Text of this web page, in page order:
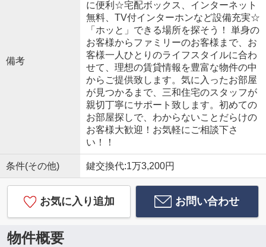
備考
に便利☆宅配ボックス、インターネット
無料、TV付インターホンなど設備充実☆
「ホッと」できる場所を探そう！ 単身の
お客様からファミリーのお客様まで、お
客様一人ひとりのライフスタイルに合わ
せて、理想の賃貸情報を豊富な物件の中
からご提供致します。気に入ったお部屋
が見つかるまで、三和住宅のスタッフが
親切丁寧にサポート致します。初めての
お部屋探しで、わからないことだらけの
お客様大歓迎！お気軽にご相談下さ
い！！
条件(その他) 鍵交換代:1万3,200円
お気に入り追加 お問い合わせ
物件概要